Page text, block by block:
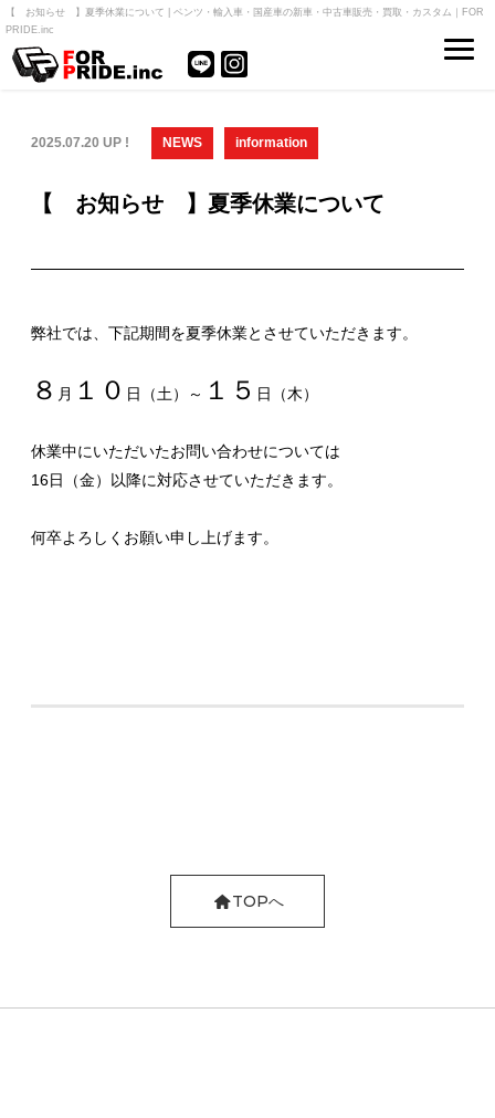
【 お知らせ 】夏季休業について | ベンツ・輸入車・国産車の新車・中古車販売・買取・カスタム｜FOR
PRIDE.inc
2025.07.20 UP ! NEWS information
【 お知らせ 】夏季休業について
弊社では、下記期間を夏季休業とさせていただきます。
８ 月 １０ 日（土）～ １５ 日（木）
休業中にいただいたお問い合わせについては
16日（金）以降に対応させていただきます。
何卒よろしくお願い申し上げます。
TOPへ